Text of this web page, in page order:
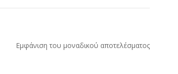
Εμφάνιση του μοναδικού αποτελέσματος